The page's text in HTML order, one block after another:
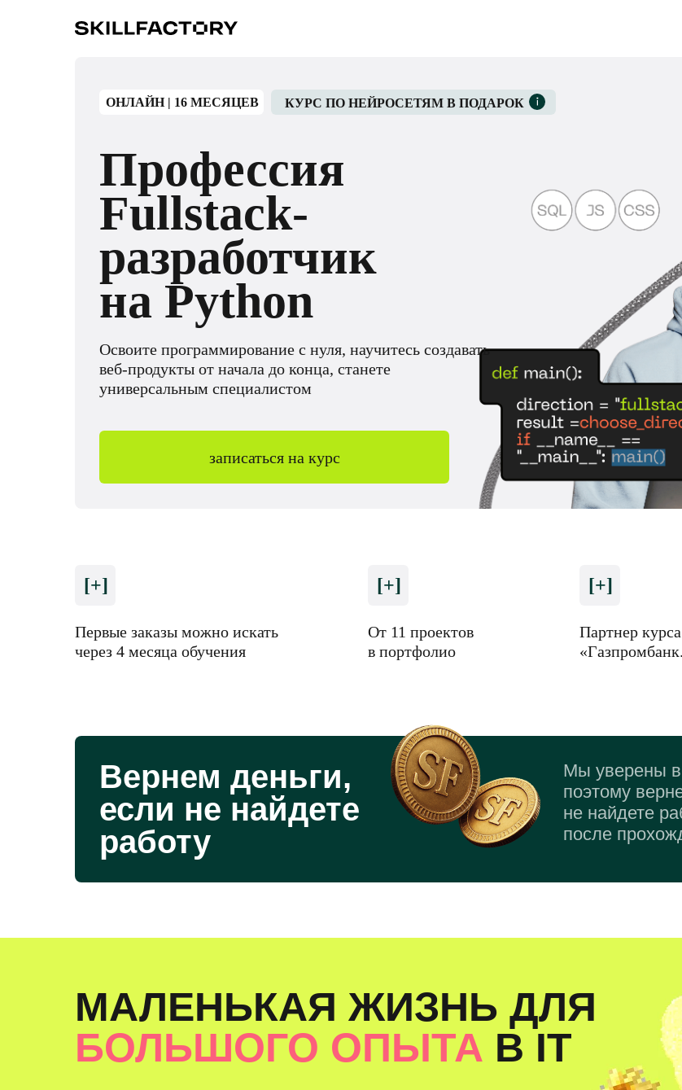
ОНЛАЙН | 16 МЕСЯЦЕВ
Профессия
Fullstack-
разработчик
на Python
Освоите программирование с нуля, научитесь создавать
веб-продукты от начала до конца, станете
универсальным специалистом
КУРС ПО НЕЙРОСЕТЯМ В ПОДАРОК
записаться на курс
[+]
Первые заказы можно искать
через 4 месяца обучения
[+]
От 11 проектов
в портфолио
[+]
Партнер курса
Вернем деньги,
если не найдете
работу
Мы уверены в
поэтому
не найдете
после
МАЛЕНЬКАЯ ЖИЗНЬ ДЛЯ
БОЛЬШОГО ОПЫТА В IT